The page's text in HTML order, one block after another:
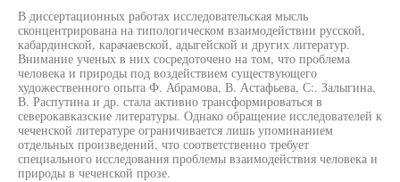
В диссертационных работах исследовательская мысль
сконцентрирована на типологическом взаимодействии русской,
кабардинской, карачаевской, адыгейской и других литератур.
Внимание ученых в них сосредоточено на том, что проблема
человека и природы под воздействием существующего
художественного опыта Ф. Абрамова, В. Астафьева, С:. Залыгина,
В. Распутина и др. стала активно трансформироваться в
северокавказские литературы. Однако обращение исследователей к
чеченской литературе ограничивается лишь упоминанием
отдельных произведений, что соответственно требует
специального исследования проблемы взаимодействия человека и
природы в чеченской прозе.